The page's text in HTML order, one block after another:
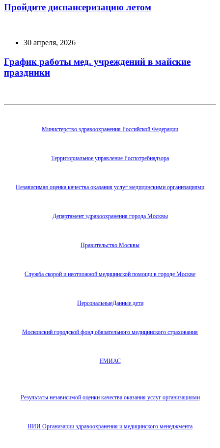
Пройдите диспансеризацию летом
30 апреля, 2026
График работы мед. учреждений в майские
праздники
Министерство здравоохранения Российской Федерации
Территориальное управление Роспотребнадзора
Независимая оценка качества оказания услуг медицинскими организациями
Департамент здравоохранения города Москвы
Правительство Москвы
Служба скорой и неотложной медицинской помощи в городе Москве
ПерсональныеДанные.дети
Московский городской фонд обязательного медицинского страхования
ЕМИАС
Результаты независимой оценки качества оказания услуг организациями
НИИ Организации здравоохранения и медицинского менеджмента